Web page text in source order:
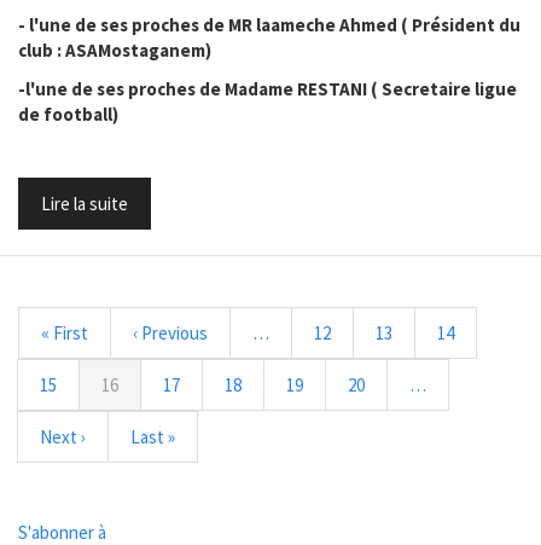
- l'une de ses proches de MR laameche Ahmed ( Président du
club : ASAMostaganem)
-l'une de ses proches de Madame RESTANI ( Secretaire ligue
de football)
Lire la suite
Pagination
Première
page
« First
Page
précédente
‹ Previous … Page
12 Page
13 Page
14
Page
15
Page
courante
16 Page
17 Page
18 Page
19 Page
20 …
Page
suivante
Next ›
Dernière
page
Last »
S'abonner à